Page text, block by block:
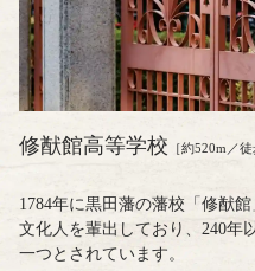
修猷館高等学校 ［約520m／徒
1784年に黒田藩の藩校「修猷
文化人を輩出しており、240年
一つとされています。